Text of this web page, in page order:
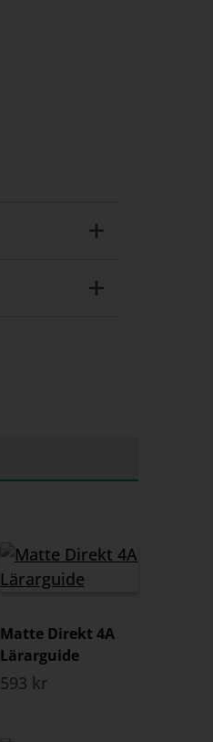
Matte Direkt 4A
Lärarguide
593 kr